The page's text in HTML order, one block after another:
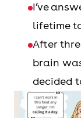
I’ve
lifetime
After
brain
decided